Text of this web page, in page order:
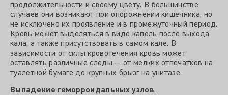
продолжительности и своему цвету. В большинстве
случаев они возникают при опорожнении кишечника, но
не исключено их проявление и в промежуточный период.
Кровь может выделяться в виде капель после выхода
кала, а также присутствовать в самом кале. В
зависимости от силы кровотечения кровь может
оставлять различные следы — от мелких отпечатков на
туалетной бумаге до крупных брызг на унитазе.
Выпадение геморроидальных узлов.